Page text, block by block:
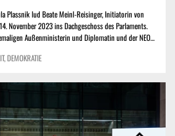
Plassnik lud Beate Meinl-Reisinger, Initiatorin von
November 2023 ins Dachgeschoss des Parlaments.
Außenministerin und Diplomatin und der NEOS-
ihre Überlegungen zu Österreichs Sicherheit.
,DEMOKRATIE